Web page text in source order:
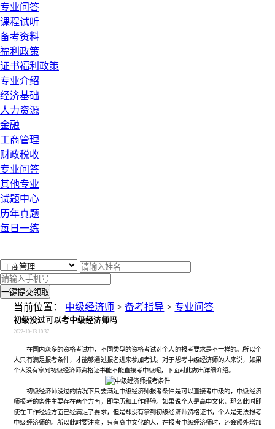
专业问答
课程试听
备考资料
福利政策
证书福利政策
专业介绍
经济基础
人力资源
金融
工商管理
财政税收
专业问答
其他专业
试题中心
历年真题
每日一练
一键提交领取
当前位置： 中级经济师 >备考指导 >专业问答
初级没过可以考中级经济师吗
2022-10-13 10:37
在国内众多的资格考试中，不同类型的资格考试对个人的报考要求是不一样的。所以个
人只有满足报考条件，才能够通过报名进来参加考试。对于想考中级经济师的人来说，如果
个人没有拿到初级经济师资格证书能不能直接考中级呢，下面对此做出详细介绍。
初级经济师没过的情况下只要满足中级经济师报考条件是可以直接考中级的，中级经济
师报考的条件主要存在两个方面，即学历和工作经验。如果说个人是高中文化，那么此时即
使在工作经验方面已经满足了要求，但是却没有拿到初级经济师资格证书，个人是无法报考
中级经济师的。所以此时要注意，只有高中文化的人，在报考中级经济师时，还会额外增加